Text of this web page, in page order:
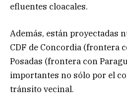
efluentes cloacales.
Además, están proyectadas
CDF de Concordia (frontera
Posadas (frontera con
importantes no sólo por el
tránsito vecinal.